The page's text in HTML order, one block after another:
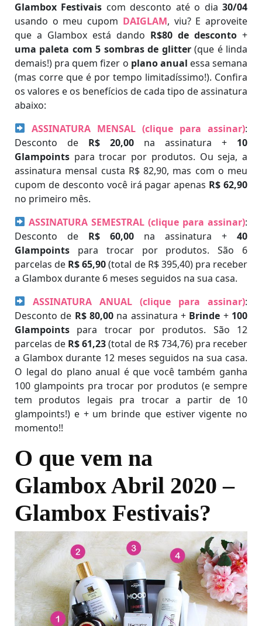
Glambox Festivais com desconto até o dia30/04
usando o meu cupom DAIGLAM, viu? E aproveite
que a Glambox está dando R$80 de desconto +
uma paleta com 5 sombras de glitter(que é linda
demais!) pra quem fizer o plano anual essa semana
(mas corre que é por tempo limitadíssimo!). Confira
os valores e os benefícios de cada tipo de assinatura
abaixo:
ASSINATURA MENSAL (clique para assinar):
Desconto de R$ 20,00 na assinatura + 10
Glampoints para trocar por produtos. Ou seja, a
assinatura mensal custa R$ 82,90, mas com o meu
cupom de desconto você irá pagar apenas R$ 62,90
no primeiro mês.
ASSINATURA SEMESTRAL (clique para assinar):
Desconto de R$ 60,00 na assinatura + 40
Glampoints para trocar por produtos. São 6
parcelas de R$ 65,90(total de R$ 395,40) pra receber
a Glambox durante 6 meses seguidos na sua casa.
ASSINATURA ANUAL (clique para assinar):
Desconto de R$ 80,00 na assinatura + Brinde + 100
Glampoints para trocar por produtos. São 12
parcelas de R$ 61,23(total de R$ 734,76) pra receber
a Glambox durante 12 meses seguidos na sua casa.
O legal do plano anual é que você também ganha
100 glampoints pra trocar por produtos (e sempre
tem produtos legais pra trocar a partir de 10
glampoints!) e + um brinde que estiver vigente no
momento!!
O que vem na
Glambox Abril 2020 –
Glambox Festivais?